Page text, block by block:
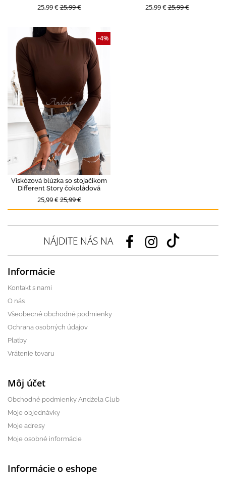
25,99 €25,99 € 25,99 €25,99 €
Viskózová blúzka so stojačikom
Different Story čokoládová
25,99 €25,99 €
-4%
NÁJDITE NÁS NA
Informácie
Kontakt s nami
O nás
Všeobecné obchodné podmienky
Ochrana osobných údajov
Platby
Vrátenie tovaru
Môj účet
Obchodné podmienky Andżela Club
Moje objednávky
Moje adresy
Moje osobné informácie
Informácie o eshope